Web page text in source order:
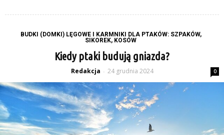
BUDKI (DOMKI) LĘGOWE I KARMNIKI DLA PTAKÓW: SZPAKÓW,
SIKOREK, KOSÓW
Kiedy ptaki budują gniazda?
Redakcja - 24 grudnia 2024 0